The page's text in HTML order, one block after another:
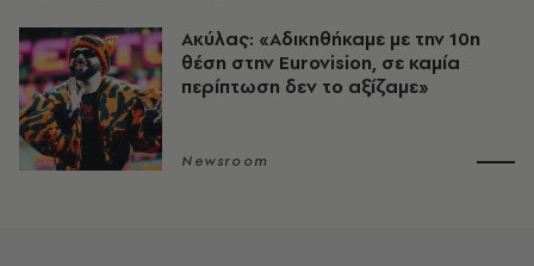
Ακύλας: «Αδικηθήκαμε με την 10η
θέση στην Eurovision, σε καμία
περίπτωση δεν το αξίζαμε»
Newsroom